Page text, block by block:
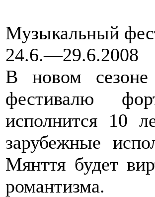
Музыкальный
24.6.—29.6.2008
В новом сезоне
фестивалю
исполнится 10
зарубежные
Мянття будет
романтизма.